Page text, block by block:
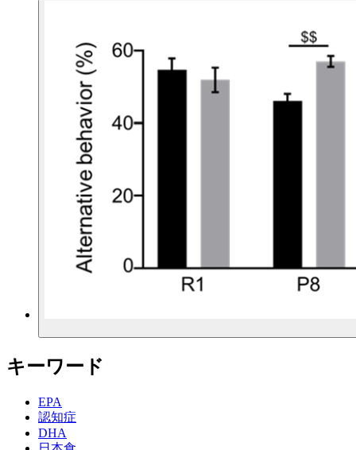
キーワード
EPA
認知症
DHA